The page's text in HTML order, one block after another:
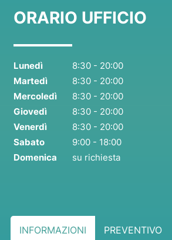
ORARIO UFFICIO
Lunedì
8:30 - 20:00
Martedì
8:30 - 20:00
Mercoledì
8:30 - 20:00
Giovedì
8:30 - 20:00
Venerdì
8:30 - 20:00
Sabato
9:00 - 18:00
Domenica
su richiesta
INFORMAZIONI PREVENTIVO